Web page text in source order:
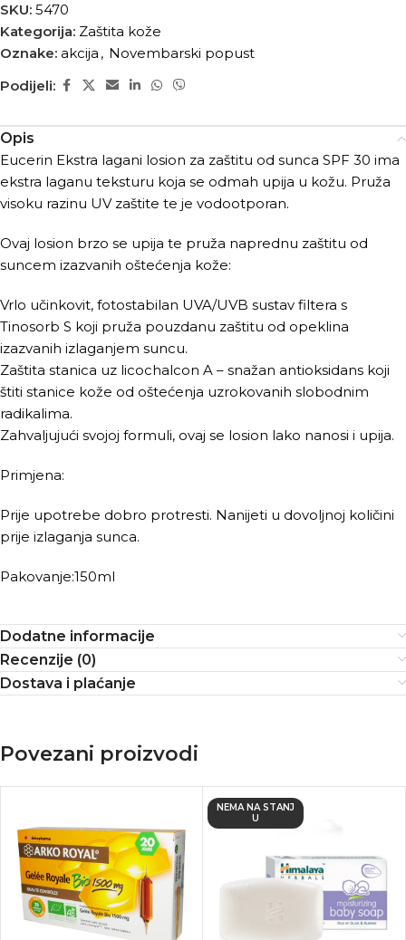
SKU: 5470
Kategorija: Zaštita kože
Oznake: akcija , Novembarski popust
Podijeli:
Opis
Eucerin Ekstra lagani losion za zaštitu od sunca SPF 30 ima
ekstra laganu teksturu koja se odmah upija u kožu. Pruža
visoku razinu UV zaštite te je vodootporan.
Ovaj losion brzo se upija te pruža naprednu zaštitu od
suncem izazvanih oštećenja kože:
Vrlo učinkovit, fotostabilan UVA/UVB sustav filtera s
Tinosorb S koji pruža pouzdanu zaštitu od opeklina
izazvanih izlaganjem suncu.
Zaštita stanica uz licochalcon A – snažan antioksidans koji
štiti stanice kože od oštećenja uzrokovanih slobodnim
radikalima.
Zahvaljujući svojoj formuli, ovaj se losion lako nanosi i upija.
Primjena:
Prije upotrebe dobro protresti. Nanijeti u dovoljnoj količini
prije izlaganja sunca.
Pakovanje:150ml
Dodatne informacije
Recenzije (0)
Dostava i plaćanje
Povezani proizvodi
NEMA NA STANJ
U